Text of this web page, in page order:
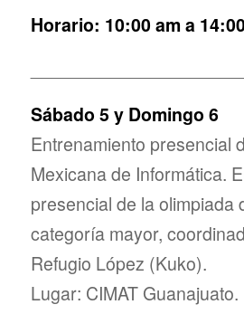
Horario: 10:00 am a
Sábado 5 y Domingo 6
Entrenamiento presencial
Mexicana de Informática.
presencial de la olimpiada
categoría mayor,
Refugio López (Kuko).
Lugar: CIMAT Guanajuato.